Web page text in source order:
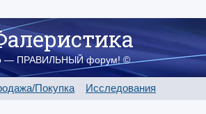
— ПРАВИЛЬНЫЙ форум! ©
Покупка Исследования